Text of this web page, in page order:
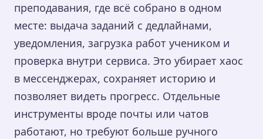
преподавания, где всё собрано в одном
месте: выдача заданий с дедлайнами,
уведомления, загрузка работ учеником и
проверка внутри сервиса. Это убирает хаос
в мессенджерах, сохраняет историю и
позволяет видеть прогресс. Отдельные
инструменты вроде почты или чатов
работают, но требуют больше ручного